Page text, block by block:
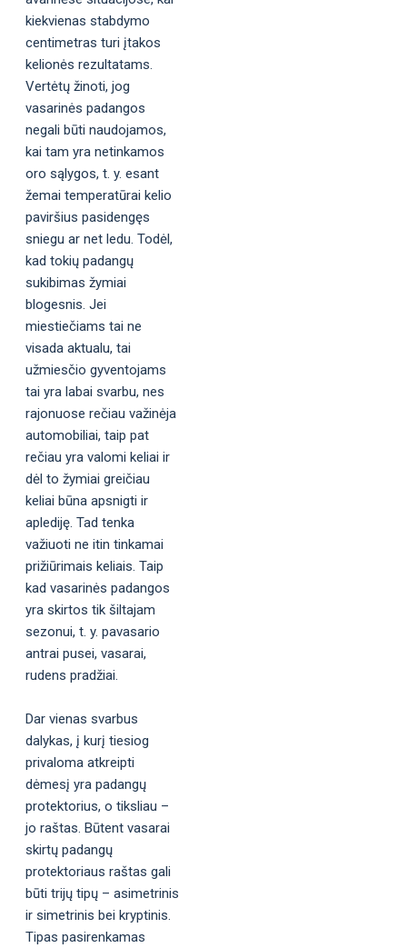
kiekvienas stabdymo
centimetras turi įtakos
kelionės rezultatams.
Vertėtų žinoti, jog
vasarinės padangos
negali būti naudojamos,
kai tam yra netinkamos
oro sąlygos, t. y. esant
žemai temperatūrai kelio
paviršius pasidengęs
sniegu ar net ledu. Todėl,
kad tokių padangų
sukibimas žymiai
blogesnis. Jei
miestiečiams tai ne
visada aktualu, tai
užmiesčio gyventojams
tai yra labai svarbu, nes
rajonuose rečiau važinėja
automobiliai, taip pat
rečiau yra valomi keliai ir
dėl to žymiai greičiau
keliai būna apsnigti ir
aplediję. Tad tenka
važiuoti ne itin tinkamai
prižiūrimais keliais. Taip
kad vasarinės padangos
yra skirtos tik šiltajam
sezonui, t. y. pavasario
antrai pusei, vasarai,
rudens pradžiai.
Dar vienas svarbus
dalykas, į kurį tiesiog
privaloma atkreipti
dėmesį yra padangų
protektorius, o tiksliau –
jo raštas. Būtent vasarai
skirtų padangų
protektoriaus raštas gali
būti trijų tipų – asimetrinis
ir simetrinis bei kryptinis.
Tipas pasirenkamas